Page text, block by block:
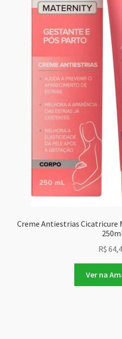
Creme Antiestrias Cicatricure
R$
Ver na